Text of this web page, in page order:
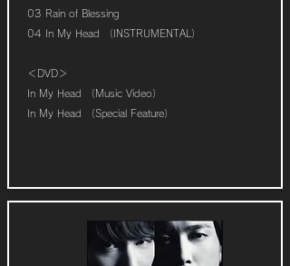
03 Rain of Blessing
04 In My Head （INSTRUMENTAL）
​＜DVD＞
In My Head （Music Video）
In My Head （Special Feature）